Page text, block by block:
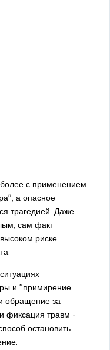
с применением
а опасное
трагедией. Даже
сам факт
риске
и "примирение
обращение за
фиксация травм -
остановить